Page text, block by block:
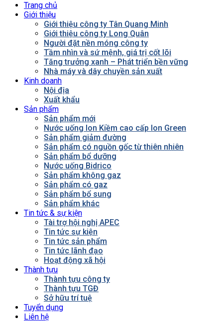
Trang chủ
Giới thiệu
Giới thiệu công ty Tân Quang Minh
Giới thiệu công ty Long Quân
Người đặt nền móng công ty
Tầm nhìn và sứ mệnh, giá trị cốt lõi
Tăng trưởng xanh – Phát triển bền vững
Nhà máy và dây chuyền sản xuất
Kinh doanh
Nội địa
Xuất khẩu
Sản phẩm
Sản phẩm mới
Nước uống Ion Kiềm cao cấp Ion Green
Sản phẩm giảm đường
Sản phẩm có nguồn gốc từ thiên nhiên
Sản phẩm bổ dưỡng
Nước uống Bidrico
Sản phẩm không gaz
Sản phẩm có gaz
Sản phẩm bổ sung
Sản phẩm khác
Tin tức & sự kiện
Tài trợ hội nghị APEC
Tin tức sự kiện
Tin tức sản phẩm
Tin tức lãnh đạo
Hoạt động xã hội
Thành tựu
Thành tựu công ty
Thành tựu TGĐ
Sở hữu trí tuệ
Tuyển dụng
Liên hệ